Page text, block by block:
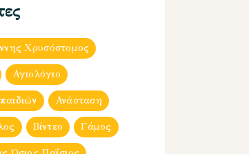
Χρυσόστομος
Αγιολόγιο
Ανάσταση
Βίντεο Γάμος